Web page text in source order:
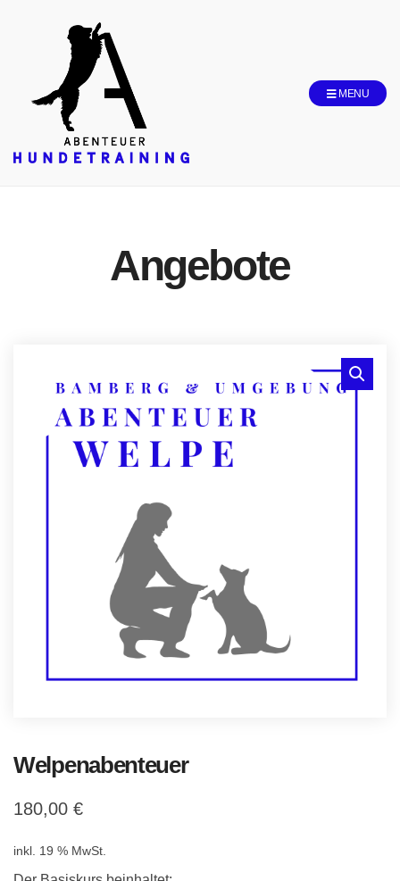
MENU
Angebote
Welpenabenteuer
180,00 €
inkl. 19 % MwSt.